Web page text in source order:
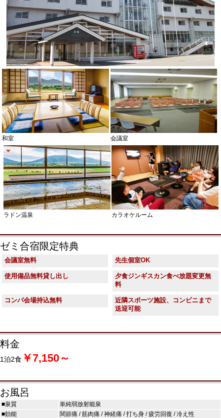
和室 会議室
ラドン温泉 カラオケルーム
ゼミ合宿限定特典
会議室無料 先生個室OK
使用備品無料貸し出し
夕食ジンギスカン食べ放題変更無
料
コンパ会場持込無料
近隣スポーツ施設、コンビニまで
送迎可能
料金
1泊2食 ￥7,150～
お風呂
■泉質
単純弱放射能泉
■効能
関節痛 / 筋肉痛 / 神経痛 / 打ち身 / 疲労回復 / 冷え性